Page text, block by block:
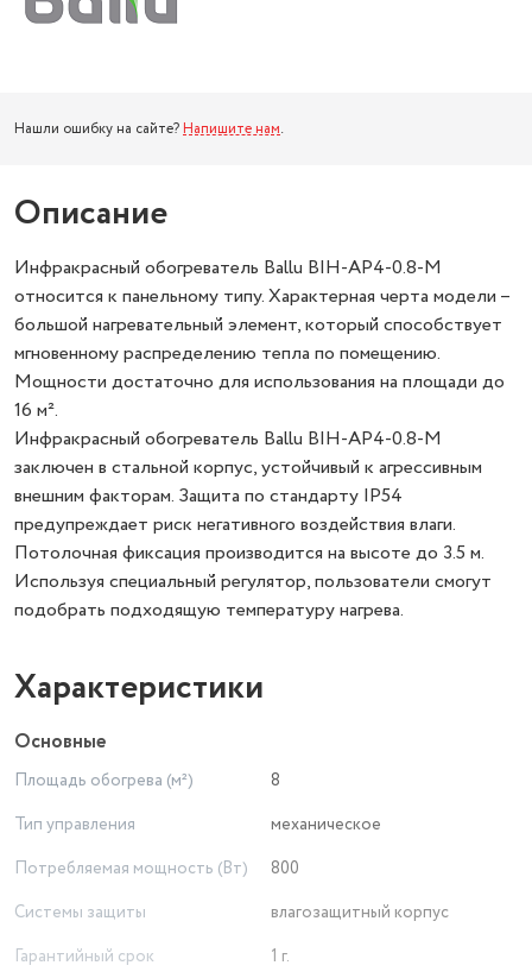
Нашли ошибку на сайте? Напишите нам.
Описание
Инфракрасный обогреватель Ballu BIH-AP4-0.8-M
относится к панельному типу. Характерная черта модели –
большой нагревательный элемент, который способствует
мгновенному распределению тепла по помещению.
Мощности достаточно для использования на площади до
16 м².
Инфракрасный обогреватель Ballu BIH-AP4-0.8-M
заключен в стальной корпус, устойчивый к агрессивным
внешним факторам. Защита по стандарту IP54
предупреждает риск негативного воздействия влаги.
Потолочная фиксация производится на высоте до 3.5 м.
Используя специальный регулятор, пользователи смогут
подобрать подходящую температуру нагрева.
Характеристики
Основные
Площадь обогрева (м²)
8
Тип управления
механическое
Потребляемая мощность (Вт)
800
Системы защиты
влагозащитный корпус
Гарантийный срок
1 г.